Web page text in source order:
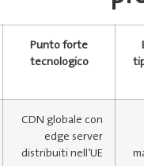
Valutazione
Terradituttifilmfestival.Org
★★★★☆